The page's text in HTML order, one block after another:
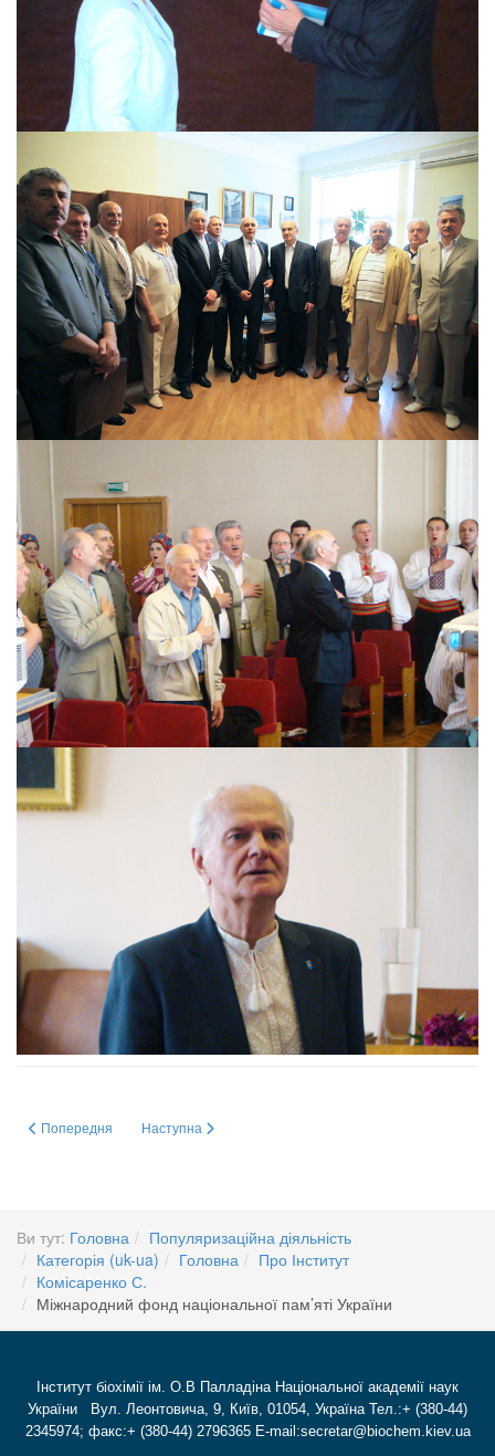
Попередня стаття: Золоті руки Країни
Попередня Наступна стаття: ДИПЛОМ лауреата Премії Кабінету
Наступна
Ви тут: Головна
Популяризаційна діяльність
Категорія (uk-ua)
Головна
Про Інститут
Комісаренко С.
Міжнародний фонд національної пам’яті України
Інститут біохімії ім. О.В Палладіна Національної академії наук
України Вул. Леонтовича, 9, Київ, 01054, Україна Тел.:+ (380-44)
2345974; факс:+ (380-44) 2796365 E-mail:secretar@biochem.kiev.ua